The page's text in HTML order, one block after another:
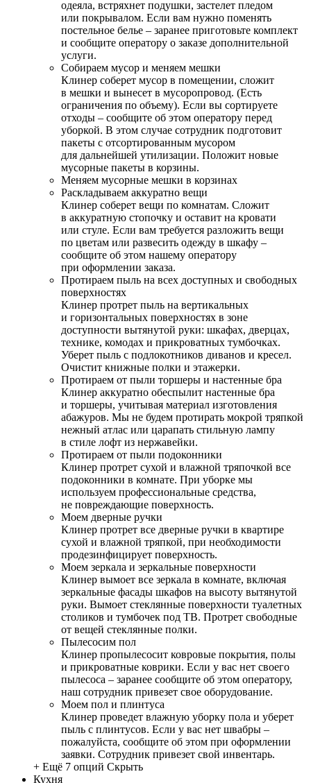
одеяла, встряхнет подушки, застелет пледом
или покрывалом. Если вам нужно поменять
постельное белье – заранее приготовьте комплект
и сообщите оператору о заказе дополнительной
услуги.
Собираем мусор и меняем мешки
Клинер соберет мусор в помещении, сложит
в мешки и вынесет в мусоропровод. (Есть
ограничения по объему). Если вы сортируете
отходы – сообщите об этом оператору перед
уборкой. В этом случае сотрудник подготовит
пакеты с отсортированным мусором
для дальнейшей утилизации. Положит новые
мусорные пакеты в корзины.
Меняем мусорные мешки в корзинах
Раскладываем аккуратно вещи
Клинер соберет вещи по комнатам. Сложит
в аккуратную стопочку и оставит на кровати
или стуле. Если вам требуется разложить вещи
по цветам или развесить одежду в шкафу –
сообщите об этом нашему оператору
при оформлении заказа.
Протираем пыль на всех доступных и свободных
поверхностях
Клинер протрет пыль на вертикальных
и горизонтальных поверхностях в зоне
доступности вытянутой руки: шкафах, дверцах,
технике, комодах и прикроватных тумбочках.
Уберет пыль с подлокотников диванов и кресел.
Очистит книжные полки и этажерки.
Протираем от пыли торшеры и настенные бра
Клинер аккуратно обеспылит настенные бра
и торшеры, учитывая материал изготовления
абажуров. Мы не будем протирать мокрой тряпкой
нежный атлас или царапать стильную лампу
в стиле лофт из нержавейки.
Протираем от пыли подоконники
Клинер протрет сухой и влажной тряпочкой все
подоконники в комнате. При уборке мы
используем профессиональные средства,
не повреждающие поверхность.
Моем дверные ручки
Клинер протрет все дверные ручки в квартире
сухой и влажной тряпкой, при необходимости
продезинфицирует поверхность.
Моем зеркала и зеркальные поверхности
Клинер вымоет все зеркала в комнате, включая
зеркальные фасады шкафов на высоту вытянутой
руки. Вымоет стеклянные поверхности туалетных
столиков и тумбочек под ТВ. Протрет свободные
от вещей стеклянные полки.
Пылесосим пол
Клинер пропылесосит ковровые покрытия, полы
и прикроватные коврики. Если у вас нет своего
пылесоса – заранее сообщите об этом оператору,
наш сотрудник привезет свое оборудование.
Моем пол и плинтуса
Клинер проведет влажную уборку пола и уберет
пыль с плинтусов. Если у вас нет швабры –
пожалуйста, сообщите об этом при оформлении
заявки. Сотрудник привезет свой инвентарь.
+ Ещё 7 опций Скрыть
Кухня